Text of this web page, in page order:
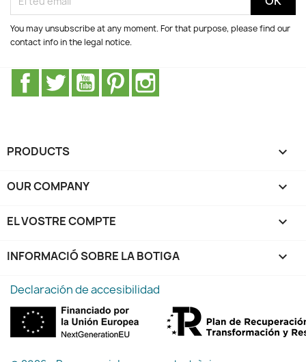
You may unsubscribe at any moment. For that purpose, please find our
contact info in the legal notice.
Facebook
Twitter YouTubePinterest
PRODUCTS 
OUR COMPANY 
EL VOSTRE COMPTE 
INFORMACIÓ SOBRE LA BOTIGA keyboard_arrow_down
Declaración de accesibilidad